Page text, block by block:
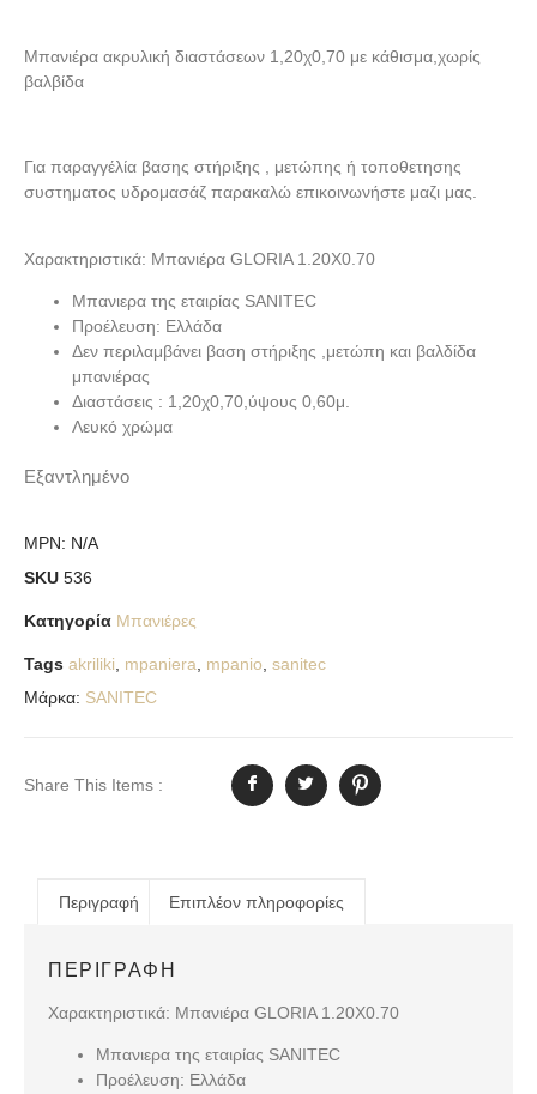
Μπανιέρα ακρυλική διαστάσεων 1,20χ0,70 με κάθισμα,χωρίς
βαλβίδα
Για παραγγέλία βασης στήριξης , μετώπης ή τοποθετησης
συστηματος υδρομασάζ παρακαλώ επικοινωνήστε μαζι μας.
Χαρακτηριστικά: Μπανιέρα GLORIA 1.20X0.70
Μπανιερα της εταιρίας SANITEC
Προέλευση: Ελλάδα
Δεν περιλαμβάνει βαση στήριξης ,μετώπη και βαλδίδα
μπανιέρας
Διαστάσεις : 1,20χ0,70,ύψους 0,60μ.
Λευκό χρώμα
Εξαντλημένο
MPN: N/A
SKU 536
Κατηγορία Μπανιέρες
Tags akriliki mpaniera mpanio sanitec
Μάρκα: SANITEC
Share This Items :
Περιγραφή Επιπλέον πληροφορίες
ΠΕΡΙΓΡΑΦΉ
Χαρακτηριστικά: Μπανιέρα GLORIA 1.20X0.70
Μπανιερα της εταιρίας SANITEC
Προέλευση: Ελλάδα